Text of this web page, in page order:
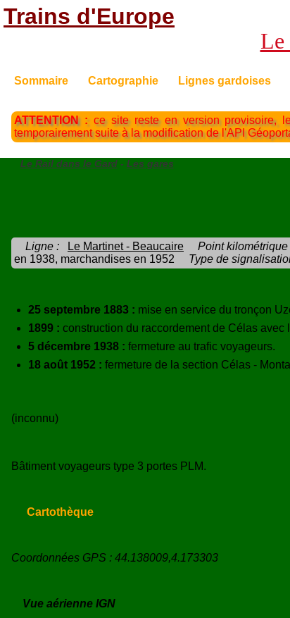
Trains d'Europe
Le
Sommaire Cartographie Lignes gardoises
ATTENTION :ce site reste en version provisoire,
temporairement suite à la modification de l'API
Le Rail dans le Gard- Les gares
Ligne : Le Martinet - Beaucaire Point kilométrique
en 1938, marchandises en 1952
Type de
25 septembre 1883 : mise en service du tronçon
1899 : construction du raccordement de Célas avec
5 décembre 1938 : fermeture au trafic voyageurs.
18 août 1952 : fermeture de la section Célas -
(inconnu)
Bâtiment voyageurs type 3 portes PLM.
Cartothèque
Coordonnées GPS : 44.138009,4.173303
Vue aérienne IGN